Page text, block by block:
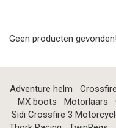
Geen producten
Adventure helm
MX boots
Motorlaars
Sidi Crossfire 3